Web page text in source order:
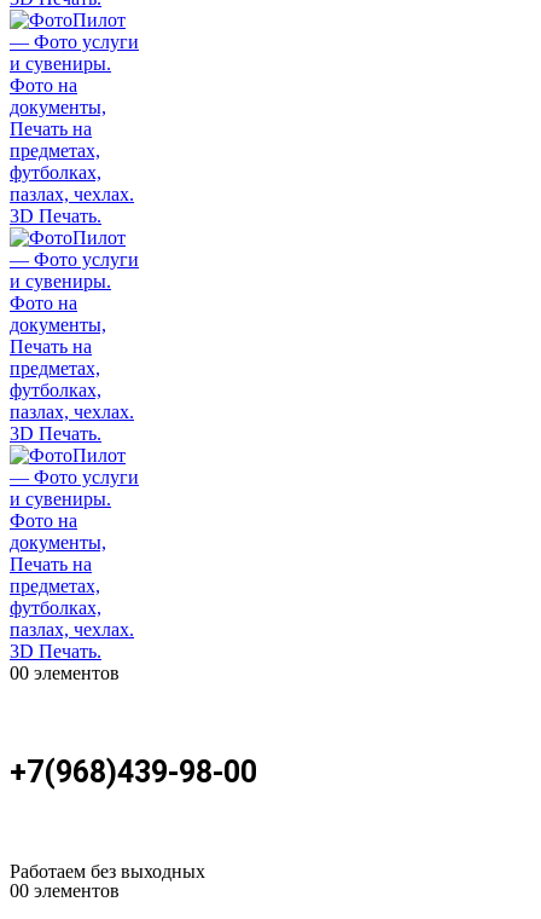
00 элементов
+7(968)439-98-00
Работаем без выходных
00 элементов